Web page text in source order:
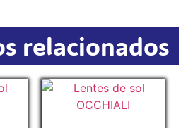
relacionados